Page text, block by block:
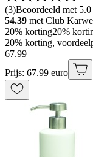
(3)Beoordeeld met
54.39 met Club
20% korting20%
20% korting,
67.99
Prijs: 67.99 euro